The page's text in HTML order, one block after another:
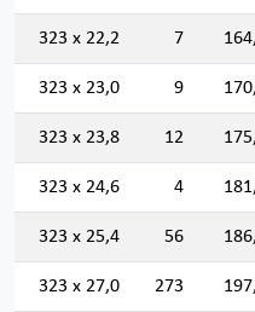
323 x 22,2 7
323 x 23,0 9
323 x 23,8 12
323 x 24,6 4
323 x 25,4 56
323 x 27,0 273